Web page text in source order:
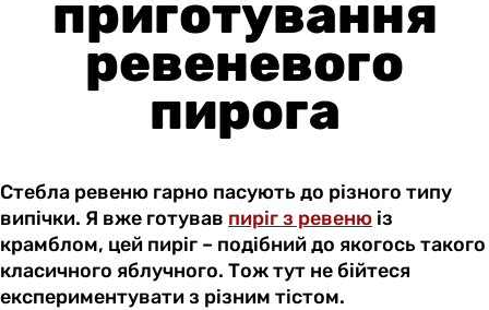
приготування
ревеневого
пирога
Стебла ревеню гарно пасують до різного типу
випічки. Я вже готував пиріг з ревеню із
крамблом, цей пиріг – подібний до якогось такого
класичного яблучного. Тож тут не бійтеся
експериментувати з різним тістом.